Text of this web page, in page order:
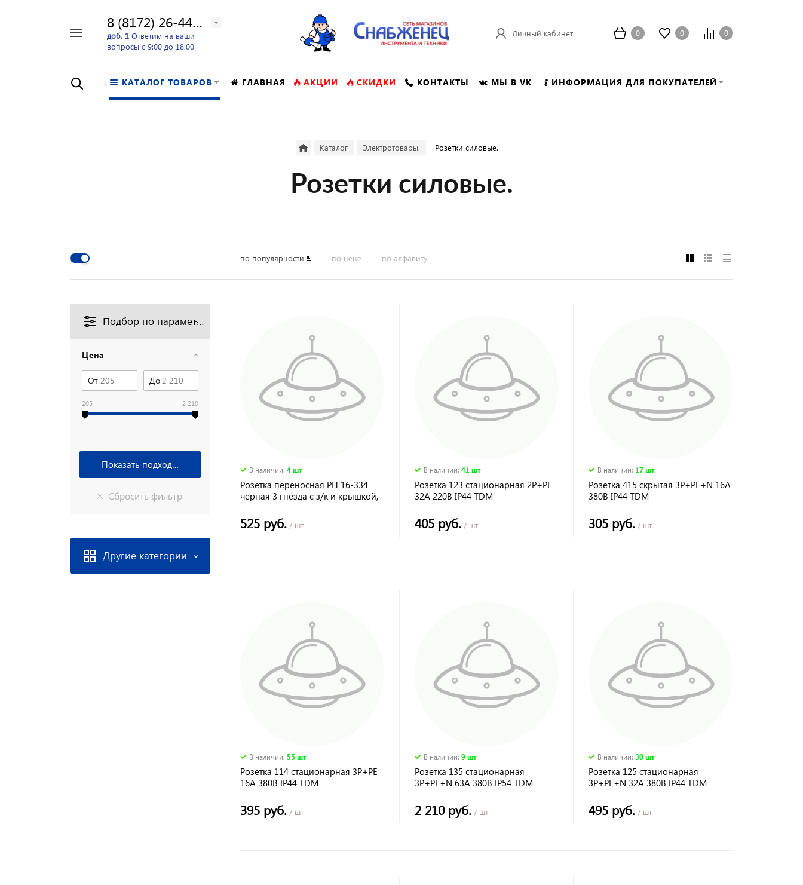
8 (8172) 26-44-24
доб. 1 Ответим на ваши
вопросы с 9:00 до 18:00
Личный кабинет 0 0 0
КАТАЛОГ ТОВАРОВ ГЛАВНАЯ АКЦИИ СКИДКИ КОНТАКТЫ МЫ В VK ИНФОРМАЦИЯ ДЛЯ ПОКУПАТЕЛЕЙ
Каталог Электротовары. Розетки силовые.
Розетки силовые.
по популярности по цене по алфавиту
Подбор по параметрам
Цена
От До
205 2 210
Другие категории
В наличии: 4 шт
Розетка переносная РП 16-334
черная 3 гнезда с з/к и крышкой,
525 руб. / шт
В наличии: 41 шт
Розетка 123 стационарная 2Р+РЕ
32А 220В IP44 TDM
405 руб./ шт
В наличии: 17 шт
Розетка 415 скрытая 3Р+РЕ+N 16А
380В IP44 TDM
305 руб. / шт
В наличии: 55 шт
Розетка 114 стационарная 3Р+РЕ
16А 380В IP44 TDM
395 руб. / шт
В наличии: 9 шт
Розетка 135 стационарная
3Р+РЕ+N 63А 380В IP54 TDM
2 210 руб./ шт
В наличии:30 шт
Розетка 125 стационарная
3Р+РЕ+N 32А 380В IP44 TDM
495 руб. / шт